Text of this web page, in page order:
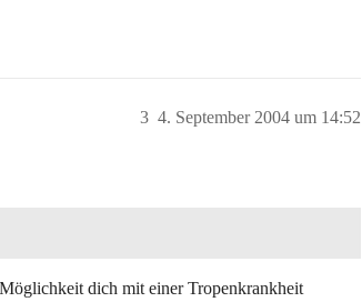
4. September 2004 um 14:52
3
dich mit einer Tropenkrankheit